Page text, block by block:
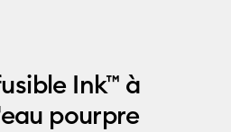
Ink™ à
pourpre